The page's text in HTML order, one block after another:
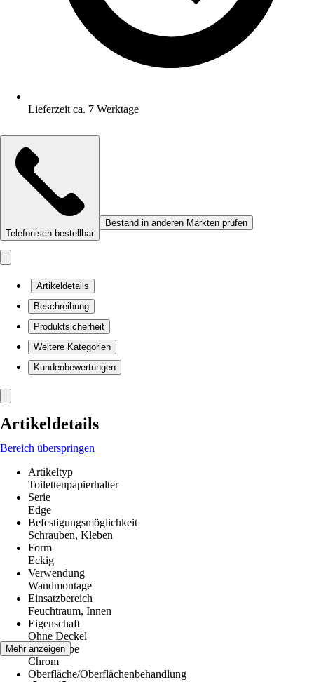
Lieferzeit ca. 7 Werktage
Telefonisch bestellbar
Bestand in anderen Märkten prüfen
Artikeldetails
Beschreibung
Produktsicherheit
Weitere Kategorien
Kundenbewertungen
Artikeldetails
Bereich überspringen
Artikeltyp
Toilettenpapierhalter
Serie
Edge
Befestigungsmöglichkeit
Schrauben, Kleben
Form
Eckig
Verwendung
Wandmontage
Einsatzbereich
Feuchtraum, Innen
Eigenschaft
Ohne Deckel
Grundfarbe
Chrom
Oberfläche/Oberflächenbehandlung
Mehr anzeigen